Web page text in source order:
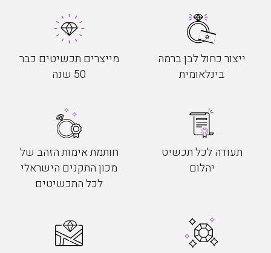
ייצור כחול לבן ברמה
בינלאומית
מייצרים תכשיטים כבר
50 שנה
תעודה לכל תכשיט
יהלום
חותמת אימות הזהב של
מכון התקנים הישראלי
לכל התכשיטים